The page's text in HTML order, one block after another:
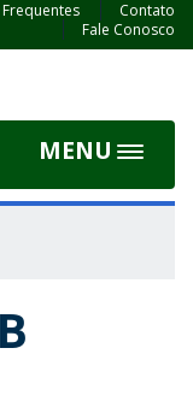
Contato
Fale Conosco
MENU
Toggle